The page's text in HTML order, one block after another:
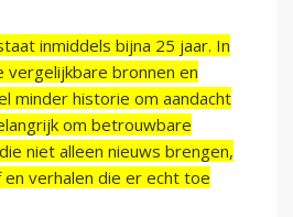
inmiddels bijna 25 jaar. In
vergelijkbare bronnen en
minder historie om aandacht
om betrouwbare
niet alleen nieuws brengen,
verhalen die er echt toe